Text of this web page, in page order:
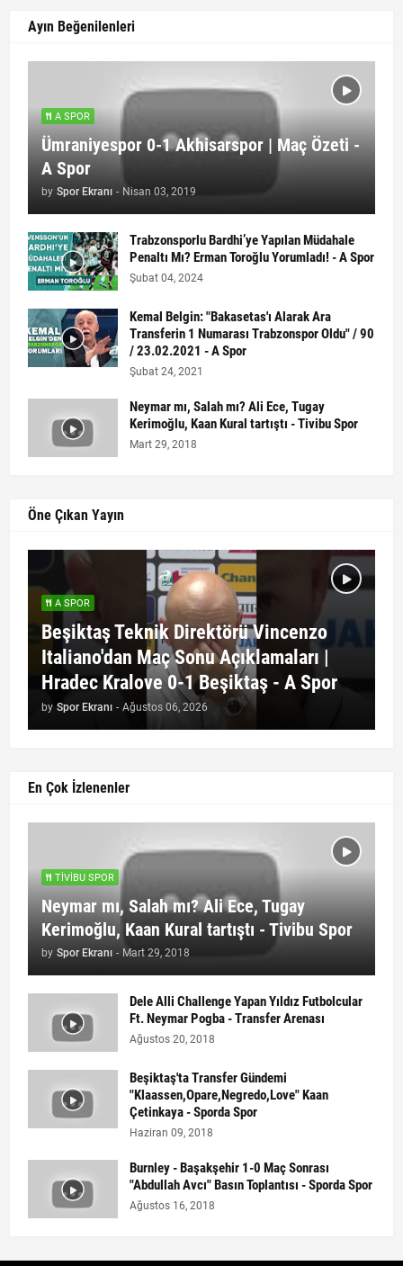
Ayın Beğenilenleri
A SPOR
Ümraniyespor 0-1 Akhisarspor | Maç Özeti -
A Spor
by Spor Ekranı - Nisan 03, 2019
Trabzonsporlu Bardhi’ye Yapılan Müdahale
Penaltı Mı? Erman Toroğlu Yorumladı! - A Spor
Şubat 04, 2024
Kemal Belgin: "Bakasetas'ı Alarak Ara
Transferin 1 Numarası Trabzonspor Oldu" / 90
/ 23.02.2021 - A Spor
Şubat 24, 2021
Neymar mı, Salah mı? Ali Ece, Tugay
Kerimoğlu, Kaan Kural tartıştı - Tivibu Spor
Mart 29, 2018
Öne Çıkan Yayın
A SPOR
Beşiktaş Teknik Direktörü Vincenzo
Italiano'dan Maç Sonu Açıklamaları |
Hradec Kralove 0-1 Beşiktaş - A Spor
by Spor Ekranı - Ağustos 06, 2026
En Çok İzlenenler
TIVIBU SPOR
Neymar mı, Salah mı? Ali Ece, Tugay
Kerimoğlu, Kaan Kural tartıştı - Tivibu Spor
by Spor Ekranı - Mart 29, 2018
Dele Alli Challenge Yapan Yıldız Futbolcular
Ft. Neymar Pogba - Transfer Arenası
Ağustos 20, 2018
Beşiktaş'ta Transfer Gündemi
"Klaassen,Opare,Negredo,Love" Kaan
Çetinkaya - Sporda Spor
Haziran 09, 2018
Burnley - Başakşehir 1-0 Maç Sonrası
"Abdullah Avcı" Basın Toplantısı - Sporda Spor
Ağustos 16, 2018